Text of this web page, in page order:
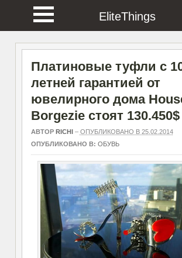
EliteThings
Платиновые туфли с
летней гарантией от
ювелирного дома
Borgezie стоят 130.450$
АВТОР RICHI– ОПУБЛИКОВАНО В 25.02.2014
ОПУБЛИКОВАНО В: ОБУВЬ